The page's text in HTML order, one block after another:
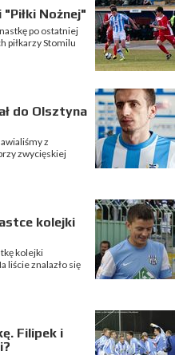
Nożnej"
po ostatniej
piłkarzy Stomilu
do Olsztyna
z
zwycięskiej
kolejki
kolejki
liście znalazło się
Filipek i